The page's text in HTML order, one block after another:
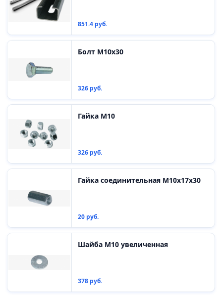
851.4 руб.
Болт М10х30
326 руб.
Гайка М10
326 руб.
Гайка соединительная М10х17х30
20 руб.
Шайба М10 увеличенная
378 руб.